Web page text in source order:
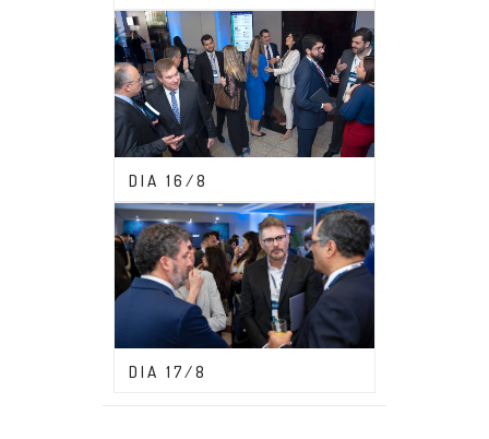
DIA 16/8
CONGRESSO ABDF 2023
DIA 17/8
CONGRESSO ABDF 2023